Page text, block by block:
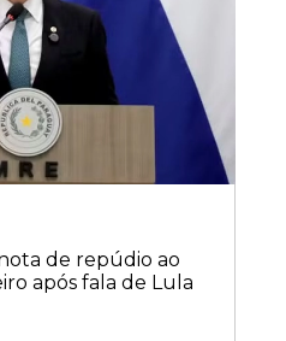
de repúdio ao
após fala de Lula